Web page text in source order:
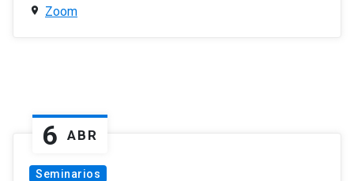
Zoom
6 ABR
Seminarios